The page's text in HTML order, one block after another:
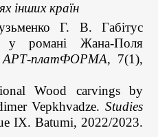
інших країн
Г. В. Габітус
у романі Жана-Поля
АРТ-платФОРМА, 7(1),
Wood carvings by
Vepkhvadze. Studies
IX. Batumi, 2022/2023.